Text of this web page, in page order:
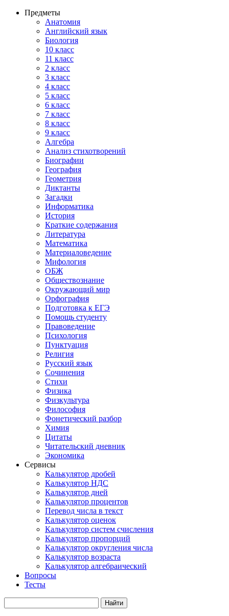
Предметы
Анатомия
Английский язык
Биология
10 класс
11 класс
2 класс
3 класс
4 класс
5 класс
6 класс
7 класс
8 класс
9 класс
Алгебра
Анализ стихотворений
Биографии
География
Геометрия
Диктанты
Загадки
Информатика
История
Краткие содержания
Литература
Математика
Материаловедение
Мифология
ОБЖ
Обществознание
Окружающий мир
Орфография
Подготовка к ЕГЭ
Помощь студенту
Правоведение
Психология
Пунктуация
Религия
Русский язык
Сочинения
Стихи
Физика
Физкультура
Философия
Фонетический разбор
Химия
Цитаты
Читательский дневник
Экономика
Сервисы
Калькулятор дробей
Калькулятор НДС
Калькулятор дней
Калькулятор процентов
Перевод числа в текст
Калькулятор оценок
Калькулятор систем счисления
Калькулятор пропорций
Калькулятор округления числа
Калькулятор возраста
Калькулятор алгебраический
Вопросы
Тесты
Найти